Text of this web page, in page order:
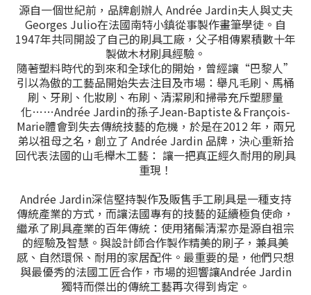
源自一個世紀前，品牌創辦人 Andrée Jardin夫人與丈夫
Georges Julio在法國南特小鎮從事製作畫筆學徒。自
1947年共同開設了自己的刷具工廠，父子相傳累積數十年
製做木材刷具經驗。
隨著塑料時代的到來和全球化的開始，曾經讓“巴黎人”
引以為傲的工藝品開始失去注目及市場：舉凡毛刷、馬桶
刷、牙刷、化妝刷、布刷、清潔刷和掃帚充斥塑膠量
化……Andrée Jardin的孫子Jean-Baptiste＆François-
Marie體會到失去傳統技藝的危機，於是在2012 年，兩兄
弟以祖母之名，創立了 Andrée Jardin 品牌，決心重新拾
回代表法國的山毛櫸木工藝： 讓一把真正經久耐用的刷具
重現！
Andrée Jardin深信堅持製作及販售手工刷具是一種支持
傳統產業的方式，而讓法國專有的技藝的延續極負使命，
繼承了刷具產業的百年傳統：使用猪鬃清潔亦是源自祖宗
的經驗及智慧。與設計師合作製作精美的刷子，兼具美
感、自然環保、耐用的家居配件。最重要的是，他們只想
與最優秀的法國工匠合作，市場的迴響讓Andrée Jardin
獨特而傑出的傳統工藝再次得到肯定。